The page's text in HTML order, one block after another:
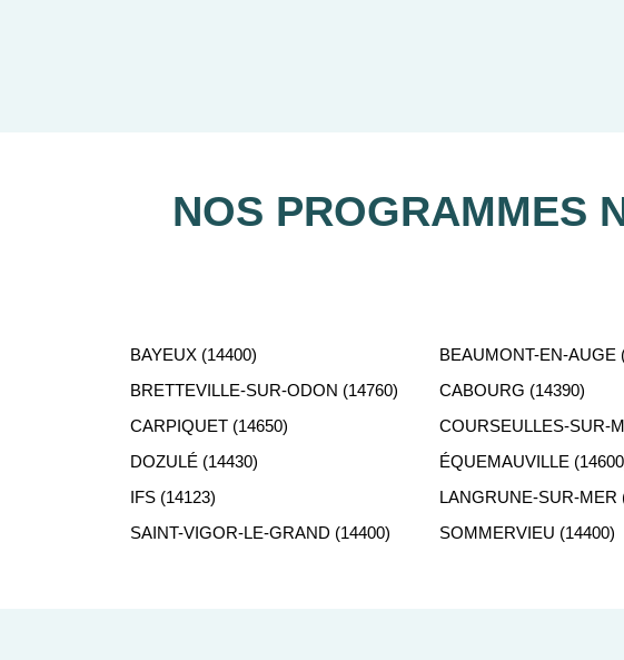
NOS PROGRAMMES
BAYEUX (14400) BEAUMONT-EN-AUGE
BRETTEVILLE-SUR-ODON (14760)
CABOURG (14390)
CARPIQUET (14650)
COURSEULLES-SUR-
DOZULÉ (14430)
ÉQUEMAUVILLE
IFS (14123)
LANGRUNE-SUR-MER
SAINT-VIGOR-LE-GRAND (14400)
SOMMERVIEU (14400)